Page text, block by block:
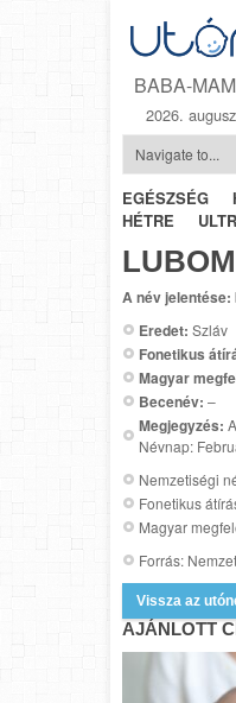
BABA-
2026.
EGÉSZSÉG
HÉTRE
A név jelentése:
Eredet: Szláv
Fonetikus
Magyar
Becenév: –
Megjegyzés:
Névnap:
Nemzetiségi
Fonetikus
Magyar
Forrás:
Vissza az
AJÁNLOTT